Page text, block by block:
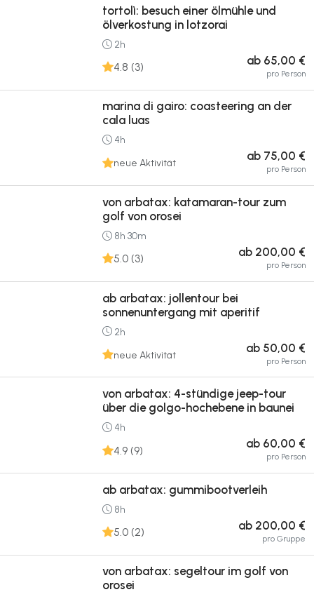
tortolì: besuch einer ölmühle und
ölverkostung in lotzorai
2h
4.8 (3) ab 65,00 €
pro Person
marina di gairo: coasteering an der
cala luas
4h
neue Aktivität
ab 75,00 €
pro Person
von arbatax: katamaran-tour zum
golf von orosei
8h 30m
5.0 (3) ab 200,00 €
pro Person
ab arbatax: jollentour bei
sonnenuntergang mit aperitif
2h
neue Aktivität
ab 50,00 €
pro Person
von arbatax: 4-stündige jeep-tour
über die golgo-hochebene in baunei
4h
4.9 (9) ab 60,00 €
pro Person
ab arbatax: gummibootverleih
8h
5.0 (2) ab 200,00 €
pro Gruppe
von arbatax: segeltour im golf von
orosei